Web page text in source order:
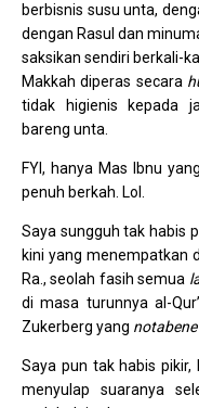
berbisnis susu unta,
dengan Rasul dan
saksikan sendiri berkali-
Makkah diperas secara
tidak higienis kepada
bareng unta.
FYI, hanya Mas Ibnu
penuh berkah. Lol.
Saya sungguh tak habis
kini yang menempatkan
Ra., seolah fasih semua
di masa turunnya al-
Zukerberg yang notabene
Saya pun tak habis
menyulap suaranya